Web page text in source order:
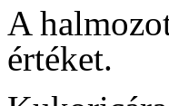
A
értéket.